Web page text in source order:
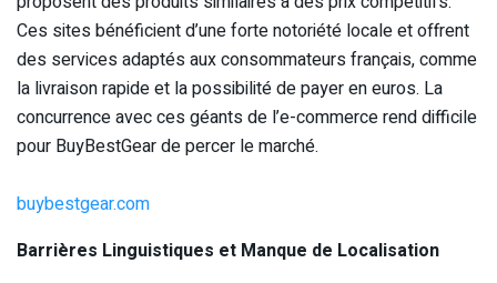
Ces sites bénéficient d’une forte notoriété locale et offrent
des services adaptés aux consommateurs français, comme
la livraison rapide et la possibilité de payer en euros. La
concurrence avec ces géants de l’e-commerce rend difficile
pour BuyBestGear de percer le marché.
buybestgear.com
Barrières Linguistiques et Manque de Localisation